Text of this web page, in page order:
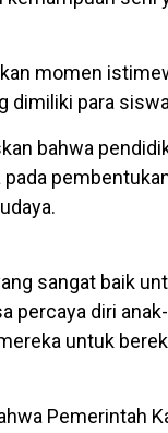
momen
dimiliki para
bahwa
sangat baik
percaya diri
untuk
Pemerintah